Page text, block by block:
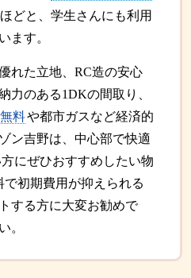
どと、学生さんにも利用
ます。
れた立地、RC造の安心
力のある1DKの間取り、
料や都市ガスなど経済的
ン吉野は、中心部で快適
にぜひおすすめしたい物
で初期費用が抑えられる
する方に大変お勧めで
。